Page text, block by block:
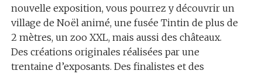
nouvelle exposition, vous pourrez y découvrir un
village de Noël animé, une fusée Tintin de plus de
2 mètres, un zoo XXL, mais aussi des châteaux.
Des créations originales réalisées par une
trentaine d’exposants. Des finalistes et des